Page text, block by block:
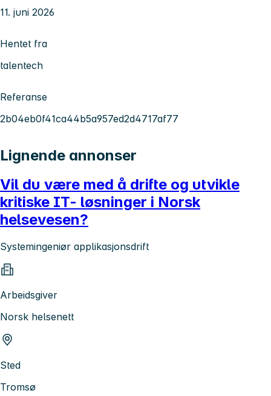
11. juni 2026
Hentet fra
talentech
Referanse
2b04eb0f41ca44b5a957ed2d4717af77
Lignende annonser
Vil du være med å drifte og utvikle
kritiske IT- løsninger i Norsk
helsevesen?
Systemingeniør applikasjonsdrift
Arbeidsgiver
Norsk helsenett
Sted
Tromsø